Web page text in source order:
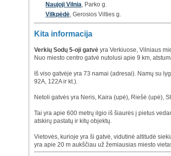
Naujoji Vilnia , Parko g.
Vilkpėdė , Gerosios Vilties g.
Kita informacija
Verkių Sodų 5-oji gatvė yra Verkiuose, Vilniaus
Nuo miesto centro gatvė nutolusi apie 9 km,
Iš viso gatvėje yra 73 namai (adresai). Namų su
92A, 122A ir kt.).
Netoli gatvės yra Neris, Kaira (upė), Riešė (upė),
Tai yra apie 600 metrų ilgio iš šiaurės į pietus
atskirų pastatų ir kitų objektų.
Vietovės, kurioje yra ši gatvė, vidutinė altitudė
yra apie 20 m aukščiau už žemiausias miesto